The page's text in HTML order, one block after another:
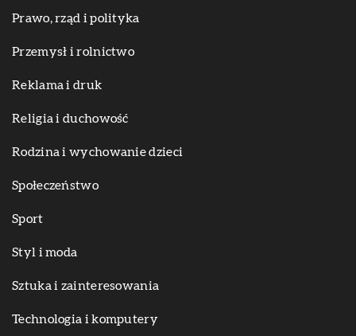
Prawo, rząd i polityka
Przemysł i rolnictwo
Reklama i druk
Religia i duchowość
Rodzina i wychowanie dzieci
Społeczeństwo
Sport
Styl i moda
Sztuka i zainteresowania
Technologia i komputery